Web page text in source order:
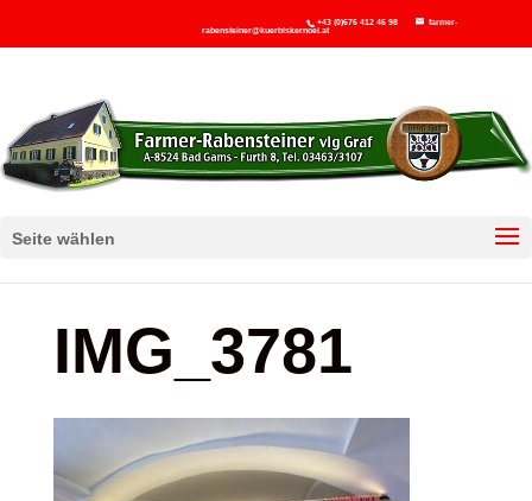
+43 (0)676 412 46 98
farmer-
rabensteiner@kuerbiskernoel.at
Seite wählen
IMG_3781